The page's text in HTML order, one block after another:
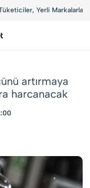
Buluşuyor!
artırmaya
harcanacak